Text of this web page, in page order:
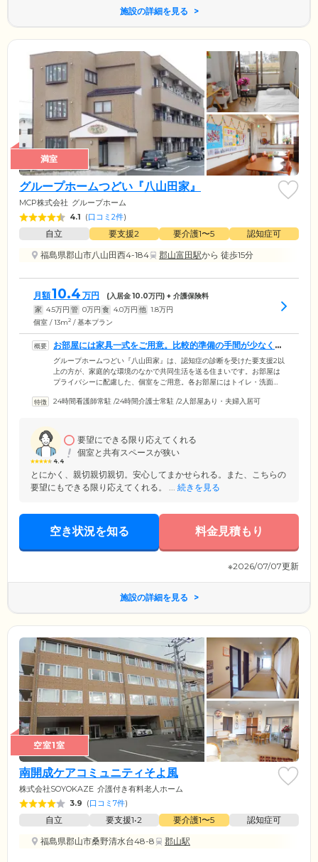
施設の詳細を見る
満室
グループホームつどい『八山田家』
MCP株式会社 グループホーム
4.1 (口コミ2件)
自立 要支援2 要介護1〜5
認知症可
福島県郡山市八山田西4-184
郡山富田駅から 徒歩15分
月額10.4 万円 (入居金10.0万円) + 介護保険料
家 4.5万円 管 0万円 食 4.0万円 他 1.8万円
個室 / 13m2 / 基本プラン
お部屋には家具一式をご用意。比較的準備の手間が少なくご
入居いただけます
グループホームつどい『八山田家』は、認知症の診断を受けた要支援2以
上の方が、家庭的な環境のなかで共同生活を送る住まいです。お部屋は
プライバシーに配慮した、個室をご用意。各お部屋にはトイレ・洗面
カーテンを備えているため、比較的準備の手間が少なくご入居が可能で
有スペースには、畳コーナーをご用意。ホっと落ち着きたいとき、足を
伸ばしてくつろぎたいときなどにご活用いただけます。
24時間看護師常駐 /24時間介護士常駐 /2人部屋あり・夫婦入居可
4.4
要望にできる限り応えてくれる
個室と共有スペースが狭い
とにかく、親切親切親切。安心してまかせられる。また、こちらの
要望にもできる限り応えてくれる。 ... 続きを見る
空き状況を知る 料金見積もり
※2026/07/07更新
施設の詳細を見る
空室1室
南開成ケアコミュニティそよ風
株式会社SOYOKAZE 介護付き有料老人ホーム
3.9 (口コミ7件)
自立 要支援1•2 要介護1〜5
認知症可
福島県郡山市桑野清水台48-8
郡山駅